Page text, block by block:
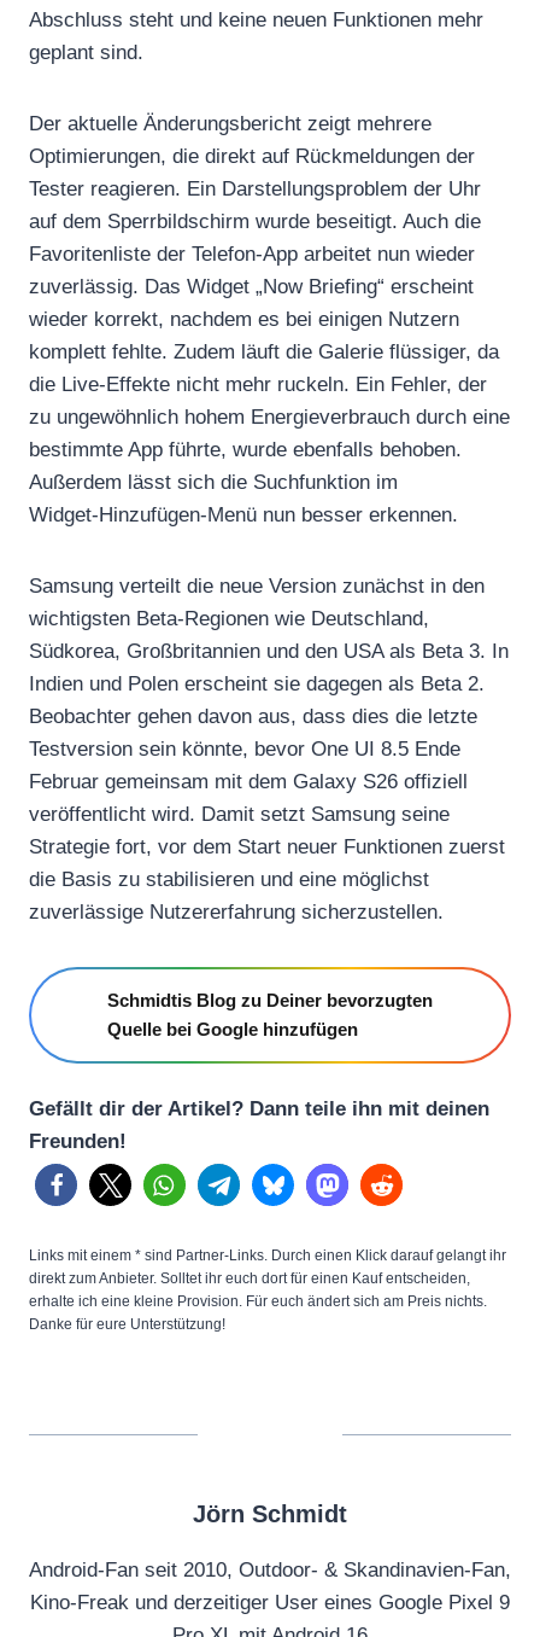
Abschluss steht und keine neuen Funktionen mehr
geplant sind.
Der aktuelle Änderungsbericht zeigt mehrere
Optimierungen, die direkt auf Rückmeldungen der
Tester reagieren. Ein Darstellungsproblem der Uhr
auf dem Sperrbildschirm wurde beseitigt. Auch die
Favoritenliste der Telefon-App arbeitet nun wieder
zuverlässig. Das Widget „Now Briefing“ erscheint
wieder korrekt, nachdem es bei einigen Nutzern
komplett fehlte. Zudem läuft die Galerie flüssiger, da
die Live‑Effekte nicht mehr ruckeln. Ein Fehler, der
zu ungewöhnlich hohem Energieverbrauch durch eine
bestimmte App führte, wurde ebenfalls behoben.
Außerdem lässt sich die Suchfunktion im
Widget‑Hinzufügen‑Menü nun besser erkennen.
Samsung verteilt die neue Version zunächst in den
wichtigsten Beta‑Regionen wie Deutschland,
Südkorea, Großbritannien und den USA als Beta 3. In
Indien und Polen erscheint sie dagegen als Beta 2.
Beobachter gehen davon aus, dass dies die letzte
Testversion sein könnte, bevor One UI 8.5 Ende
Februar gemeinsam mit dem Galaxy S26 offiziell
veröffentlicht wird. Damit setzt Samsung seine
Strategie fort, vor dem Start neuer Funktionen zuerst
die Basis zu stabilisieren und eine möglichst
zuverlässige Nutzererfahrung sicherzustellen.
Schmidtis Blog zu Deiner bevorzugten
Quelle bei Google hinzufügen
Gefällt dir der Artikel? Dann teile ihn mit deinen
Freunden!
Links mit einem * sind Partner-Links. Durch einen Klick darauf gelangt ihr
direkt zum Anbieter. Solltet ihr euch dort für einen Kauf entscheiden,
erhalte ich eine kleine Provision. Für euch ändert sich am Preis nichts.
Danke für eure Unterstützung!
Jörn Schmidt
Android-Fan seit 2010, Outdoor- & Skandinavien-Fan,
Kino-Freak und derzeitiger User eines Google Pixel 9